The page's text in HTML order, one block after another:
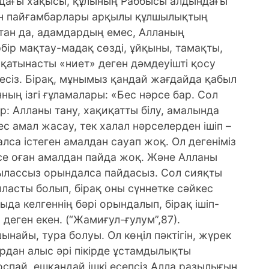
пайғамбарлары арқылы құлшылықтың
да, адамдардың емес, Алланың
мақтау-мадақ сөзді, ұйқыны, тамақты,
«ниет» деген дәмдеуішті қосу
Бірақ, мұнымыз қандай жағдайда қабыл
«Бес нәрсе бар. Сол
Алланы тану, хақиқатты білу, амалында
амал жасау, тек халал нәрселерден ішіп –
істеген амалдан сауап жоқ. Ол дегеніміз
оған амалдан пайда жоқ. Және Алланы
орындалса пайдасыз. Сол сияқты
болып, бірақ оны сүннетке сәйкес
келгеннің бәрі орындалып, бірақ ішіп-
екен. (“Жамиғул-ғулум”,87).
тура болуы. Ол көңіл пәктігін, жүрек
алыс әрі пікірде ұстамдылықты
ешқандай ішкі есепсіз Алла разылығын